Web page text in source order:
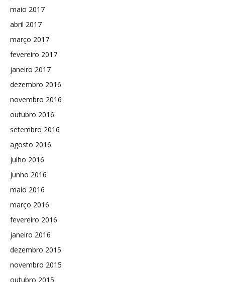
maio 2017
abril 2017
março 2017
fevereiro 2017
janeiro 2017
dezembro 2016
novembro 2016
outubro 2016
setembro 2016
agosto 2016
julho 2016
junho 2016
maio 2016
março 2016
fevereiro 2016
janeiro 2016
dezembro 2015
novembro 2015
outubro 2015